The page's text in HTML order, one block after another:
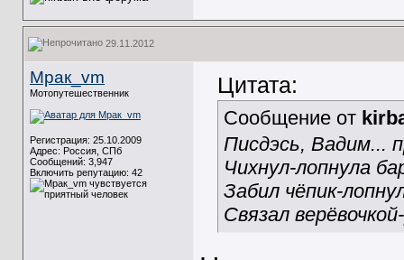
29.11.2012
Мрак_vm
Мотопутешественник
Регистрация: 25.10.2009
Адрес: Россия, СПб
Сообщений: 3,947
Включить репутацию: 42
Цитата:
Сообщение от
Писдэсь, Вадим...
Чихнул-лопнула
Забил чёпик-
Связал